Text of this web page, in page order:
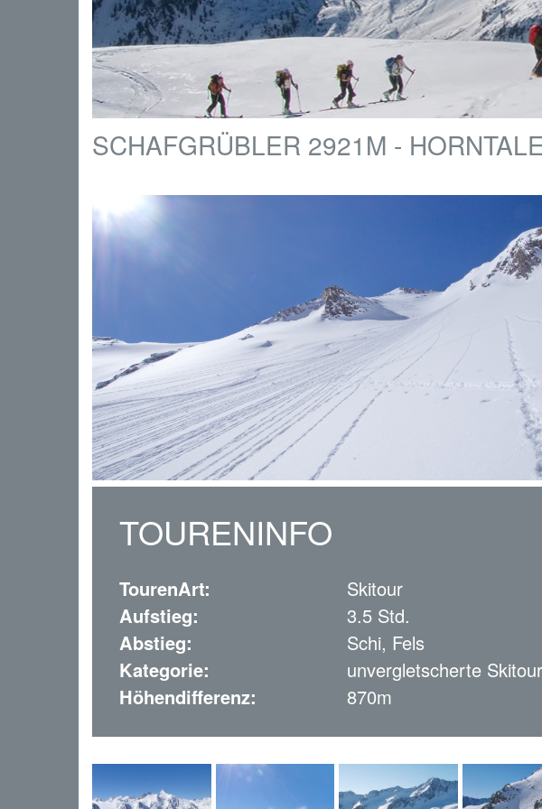
SCHAFGRÜBLER 2921M -
TOURENINFO
TourenArt:
Skitour
Aufstieg:
3.5 Std.
Abstieg:
Schi, Fels
Kategorie:
unvergletscherte Skitour
Höhendifferenz:
870m